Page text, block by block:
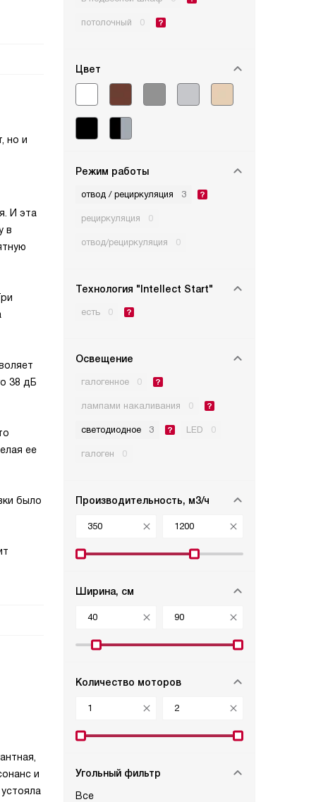
потолочный 0
Цвет
Режим работы
отвод / рециркуляция 3
рециркуляция 0
отвод/рециркуляция 0
Технология "Intellect Start"
есть 0
Освещение
галогенное 0
лампами накаливания 0
светодиодное 3 LED 0
галоген 0
Производительность, м3/ч
Ширина, см
Количество моторов
Угольный фильтр
Все
но и
И эта
в
38 дБ
ее
было
и